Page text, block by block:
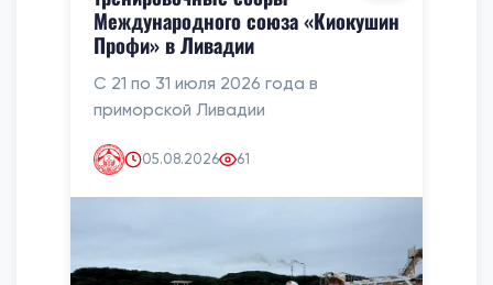
Международного союза «Киокушин
Профи» в Ливадии
С 21 по 31 июля 2026 года в
приморской Ливадии
05.08.2026 61